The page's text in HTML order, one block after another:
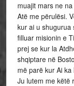
muajit mars ne
Atë me përulësi.
kur ai u shugurua
filluar misionin e
prej se kur la
shqiptare në
më parë kur Ai
Ju lutem me këtë